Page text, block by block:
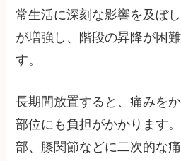
常生活に深刻な影響を及ぼ
が増強し、階段の昇降が困
す。
長期間放置すると、痛みを
部位にも負担がかかります
部、膝関節などに二次的な